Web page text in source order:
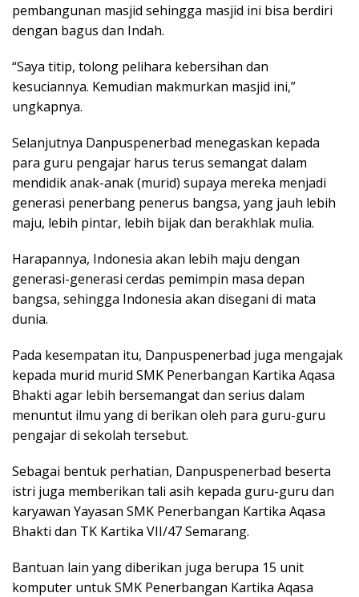
pembangunan masjid sehingga masjid ini bisa berdiri
dengan bagus dan Indah.
“Saya titip, tolong pelihara kebersihan dan
kesuciannya. Kemudian makmurkan masjid ini,”
ungkapnya.
Selanjutnya Danpuspenerbad menegaskan kepada
para guru pengajar harus terus semangat dalam
mendidik anak-anak (murid) supaya mereka menjadi
generasi penerbang penerus bangsa, yang jauh lebih
maju, lebih pintar, lebih bijak dan berakhlak mulia.
Harapannya, Indonesia akan lebih maju dengan
generasi-generasi cerdas pemimpin masa depan
bangsa, sehingga Indonesia akan disegani di mata
dunia.
Pada kesempatan itu, Danpuspenerbad juga mengajak
kepada murid murid SMK Penerbangan Kartika Aqasa
Bhakti agar lebih bersemangat dan serius dalam
menuntut ilmu yang di berikan oleh para guru-guru
pengajar di sekolah tersebut.
Sebagai bentuk perhatian, Danpuspenerbad beserta
istri juga memberikan tali asih kepada guru-guru dan
karyawan Yayasan SMK Penerbangan Kartika Aqasa
Bhakti dan TK Kartika VII/47 Semarang.
Bantuan lain yang diberikan juga berupa 15 unit
komputer untuk SMK Penerbangan Kartika Aqasa